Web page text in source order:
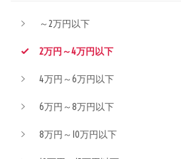
～2万円以下
2万円～4万円以下
4万円～6万円以下
6万円～8万円以下
8万円～10万円以下